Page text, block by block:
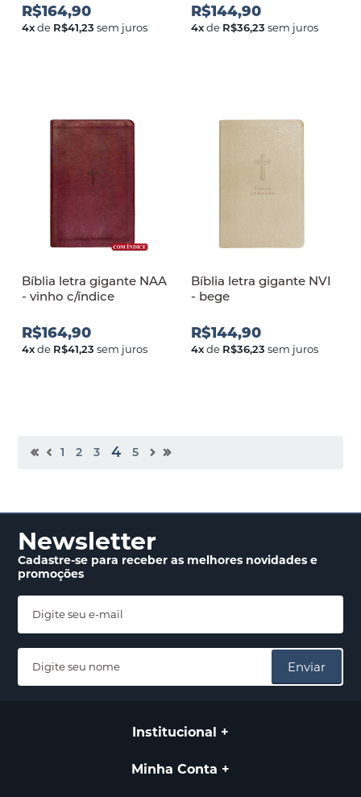
R$164,90
4xde R$41,23 sem juros
R$144,90
4xde R$36,23 sem juros
Bíblia letra gigante NAA
- vinho c/índice
R$164,90
4xde R$41,23 sem juros
Bíblia letra gigante NVI
- bege
R$144,90
4xde R$36,23 sem juros
1 2 3 4 5
Newsletter
Cadastre-se para receberas melhores novidadese
promoções
Enviar
Institucional
Minha Conta